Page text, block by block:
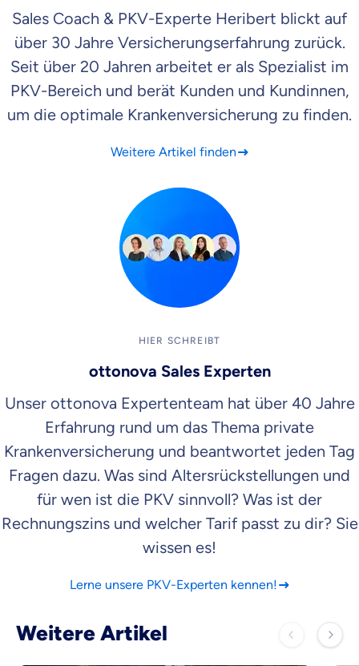
Sales Coach & PKV-Experte Heribert blickt auf
über 30 Jahre Versicherungserfahrung zurück.
Seit über 20 Jahren arbeitet er als Spezialist im
PKV-Bereich und berät Kunden und Kundinnen,
um die optimale Krankenversicherung zu finden.
Weitere Artikel finden
HIER SCHREIBT
ottonova Sales Experten
Unser ottonova Expertenteam hat über 40 Jahre
Erfahrung rund um das Thema private
Krankenversicherung und beantwortet jeden Tag
Fragen dazu. Was sind Altersrückstellungen und
für wen ist die PKV sinnvoll? Was ist der
Rechnungszins und welcher Tarif passt zu dir? Sie
wissen es!
Lerne unsere PKV-Experten kennen!
Weitere Artikel